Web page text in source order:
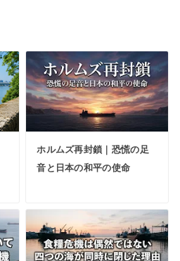
ホルムズ再封鎖｜恐慌の足
音と日本の和平の使命